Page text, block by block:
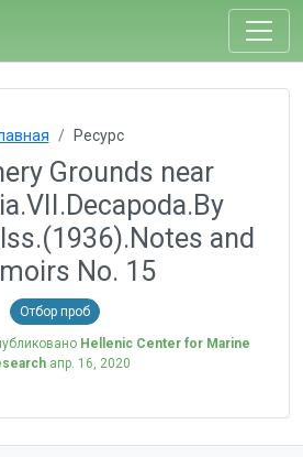
Ресурс
Grounds near
and
No. 15
Отбор проб
Hellenic Center for Marine
апр. 16, 2020